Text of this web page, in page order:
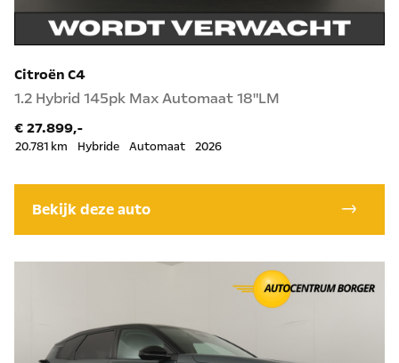
Citroën C4
1.2 Hybrid 145pk Max Automaat 18"LM
€ 27.899,-
20.781 km Hybride Automaat 2026
Bekijk deze auto